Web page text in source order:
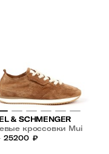
& SCHMENGER
кроссовки Mui
25200 ₽